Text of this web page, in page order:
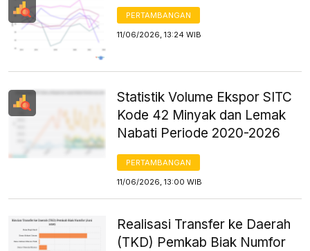
PERTAMBANGAN
11/06/2026, 13:24 WIB
Statistik Volume Ekspor SITC
Kode 42 Minyak dan Lemak
Nabati Periode 2020-2026
PERTAMBANGAN
11/06/2026, 13:00 WIB
Realisasi Transfer ke Daerah
(TKD) Pemkab Biak Numfor